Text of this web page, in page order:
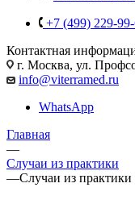
+7 (499) 229-
Контактная
г. Москва, ул.
info@viterramed.ru
WhatsApp
Главная
—
Случаи из практики
—Случаи из